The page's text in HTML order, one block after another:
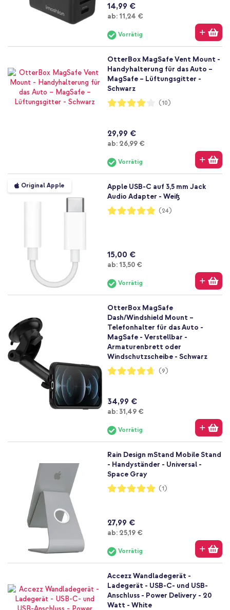
14,99 €
ab: Ab
11,24 €
Vorrätig
OtterBox MagSafe Vent Mount -
Handyhalterung für das Auto –
MagSafe – Lüftungsgitter -
Schwarz
Bewertung:
80%
(10)
29,99 €
ab: Ab
26,99 €
Vorrätig
Original Apple
Apple USB-C auf 3,5 mm Jack
Audio Adapter - Weiß
Bewertung:
97%
(24)
15,00 €
ab: Ab
13,50 €
Vorrätig
OtterBox MagSafe
Dash/Windshield Mount –
Telefonhalter für das Auto -
MagSafe - Verstellbar -
Armaturenbrett oder
Windschutzscheibe - Schwarz
Bewertung:
93%
(9)
34,99 €
ab: Ab
31,49 €
Vorrätig
Rain Design mStand Mobile Stand
- Handyständer - Universal -
Space Gray
Bewertung:
100%
(1)
27,99 €
ab: Ab
25,19 €
Vorrätig
Accezz Wandladegerät -
Ladegerät - USB-C- und USB-
Anschluss - Power Delivery - 20
Watt - White